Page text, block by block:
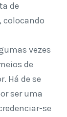
de
colocando
vezes
de
Há de se
ser uma
se